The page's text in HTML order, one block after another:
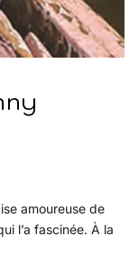
amoureuse de
l’a fascinée. À la